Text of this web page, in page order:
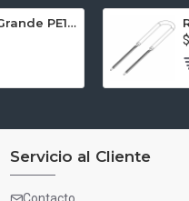
Prensa Electrica Grande PE10-G
Servicio al Cliente